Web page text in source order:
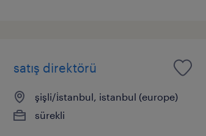
satış direktörü
şişli/i̇stanbul, istanbul (europe)
sürekli